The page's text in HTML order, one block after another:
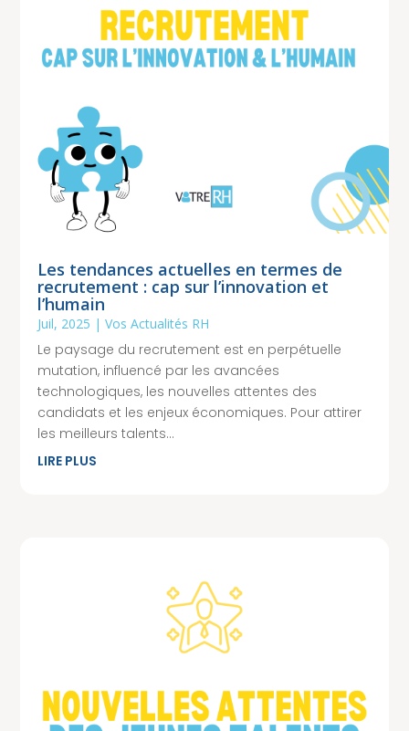
Les tendances actuelles en termes de
recrutement : cap sur l’innovation et
l’humain
Juil, 2025 |Vos Actualités RH
Le paysage du recrutement est en perpétuelle
mutation, influencé par les avancées
technologiques, les nouvelles attentes des
candidats et les enjeux économiques. Pour attirer
les meilleurs talents...
LIRE PLUS